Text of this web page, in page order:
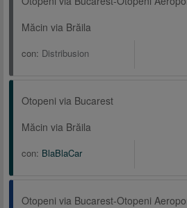
Măcin via Brăila
con: Distribusion
Otopeni via Bucarest
Măcin via Brăila
con: BlaBlaCar
Otopeni via Bucarest-Otopeni